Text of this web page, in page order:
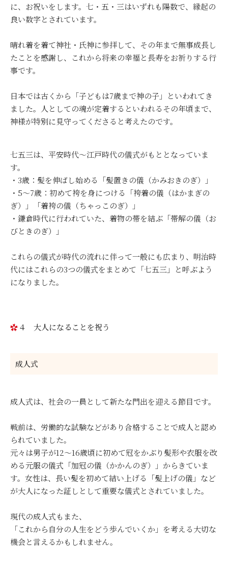
に、お祝いをします。七・五・三はいずれも陽数で、縁起の
良い数字とされています。
晴れ着を着て神社・氏神に参拝して、その年まで無事成長し
たことを感謝し、これから将来の幸福と長寿をお祈りする行
事です。
日本では古くから「子どもは7歳まで神の子」といわれてき
ました。人としての魂が定着するといわれるその年頃まで、
神様が特別に見守ってくださると考えたのです。
七五三は、平安時代～江戸時代の儀式がもととなっていま
す。
・3歳：髪を伸ばし始める「髪置きの儀（かみおきのぎ）」
・5～7歳：初めて袴を身につける「袴着の儀（はかまぎの
ぎ）」「着袴の儀（ちゃっこのぎ）」
・鎌倉時代に行われていた、着物の帯を結ぶ「帯解の儀（お
びときのぎ）」
これらの儀式が時代の流れに伴って一般にも広まり、明治時
代にはこれらの3つの儀式をまとめて「七五三」と呼ぶよう
になりました。
４ 大人になることを祝う
成人式
成人式は、社会の一員として新たな門出を迎える節目です。
戦前は、労働的な試験などがあり合格することで成人と認め
られていました。
元々は男子が12～16歳頃に初めて冠をかぶり髪形や衣服を改
める元服の儀式「加冠の儀（かかんのぎ）」からきていま
す。女性は、長い髪を初めて結い上げる「髪上げの儀」など
が大人になった証しとして重要な儀式とされていました。
現代の成人式もまた、
「これから自分の人生をどう歩んでいくか」を考える大切な
機会と言えるかもしれません。